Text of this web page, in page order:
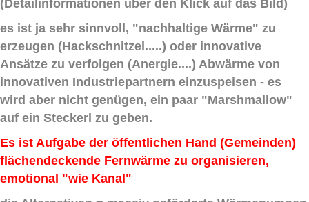
(Detailinformationen über den Klick auf das Bild)
es ist ja sehr sinnvoll, "nachhaltige Wärme" zu
erzeugen (Hackschnitzel.....) oder innovative
Ansätze zu verfolgen (Anergie....) Abwärme von
innovativen Industriepartnern einzuspeisen - es
wird aber nicht genügen, ein paar "Marshmallow"
auf ein Steckerl zu geben.
Es ist Aufgabe der öffentlichen Hand (Gemeinden)
flächendeckende Fernwärme zu organisieren,
emotional "wie Kanal"